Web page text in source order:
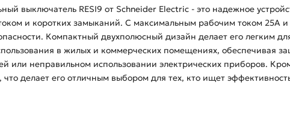
выключатель RESI9 от Schneider Electric - это надежное
и коротких замыканий. С максимальным рабочим током 25А
Компактный двухполюсный дизайн делает его легким
в жилых и коммерческих помещениях, обеспечивая
или неправильном использовании электрических приборов.
что делает его отличным выбором для тех, кто ищет